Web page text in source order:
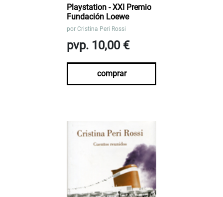
Playstation - XXI Premio
Fundación Loewe
por Cristina Peri Rossi
pvp. 10,00 €
comprar